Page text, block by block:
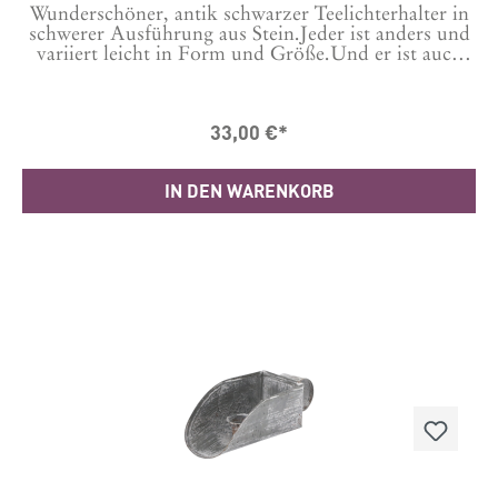
Wunderschöner, antik schwarzer Teelichterhalter in
schwerer Ausführung aus Stein.Jeder ist anders und
variiert leicht in Form und Größe.Und er ist auch
einzigartiger Stücke - alte Artefakte und
recyceltem Holz und/oder Eisen bzw. Stein. Sie
verleihen deinem Zuhause Wärme, Seele und
Geschichte.Allen Artikeln aus der Grimaudserie sind
unterscheiden können.
33,00 €*
IN DEN WARENKORB